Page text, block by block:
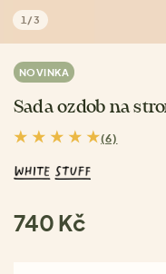
1 /3
NOVINKA
Sada ozdob na
(6)
740 Kč